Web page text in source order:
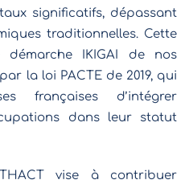
significatifs, dépassant
traditionnelles. Cette
démarche IKIGAI de nos
la loi PACTE de 2019, qui
françaises d’intégrer
dans leur statut
vise à contribuer